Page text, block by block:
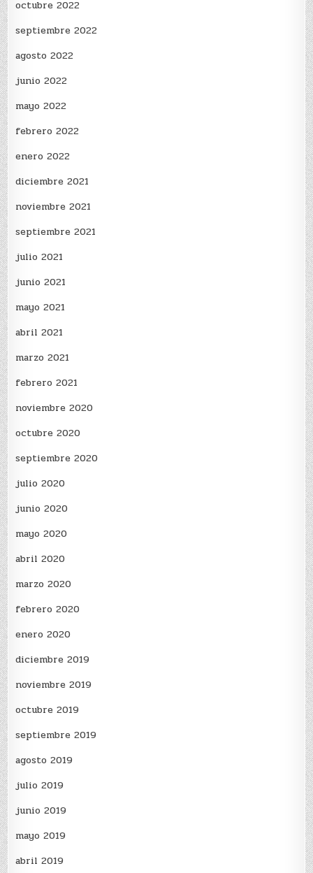
octubre 2022
septiembre 2022
agosto 2022
junio 2022
mayo 2022
febrero 2022
enero 2022
diciembre 2021
noviembre 2021
septiembre 2021
julio 2021
junio 2021
mayo 2021
abril 2021
marzo 2021
febrero 2021
noviembre 2020
octubre 2020
septiembre 2020
julio 2020
junio 2020
mayo 2020
abril 2020
marzo 2020
febrero 2020
enero 2020
diciembre 2019
noviembre 2019
octubre 2019
septiembre 2019
agosto 2019
julio 2019
junio 2019
mayo 2019
abril 2019